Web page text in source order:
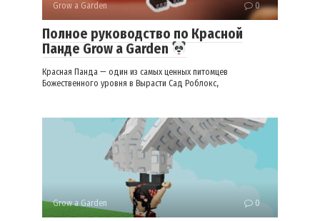
Grow a Garden 0
Полное руководство по Красной
Панде Grow a Garden
Красная Панда — один из самых ценных питомцев
Божественного уровня в Вырасти Сад Роблокс,
Grow a Garden 0